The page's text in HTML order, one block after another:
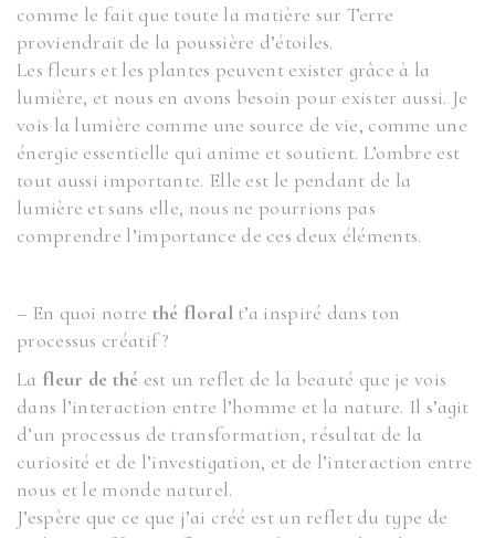
comme le fait que toute la matière sur Terre
proviendrait de la poussière d’étoiles.
Les fleurs et les plantes peuvent exister grâce à la
lumière, et nous en avons besoin pour exister aussi. Je
vois la lumière comme une source de vie, comme une
énergie essentielle qui anime et soutient. L’ombre est
tout aussi importante. Elle est le pendant de la
lumière et sans elle, nous ne pourrions pas
comprendre l’importance de ces deux éléments.
– En quoi notre thé floralt’a inspiré dans ton
processus créatif ?
La fleur de thé est un reflet de la beauté que je vois
dans l’interaction entre l’homme et la nature. Il s’agit
d’un processus de transformation, résultat de la
curiosité et de l’investigation, et de l’interaction entre
nous et le monde naturel.
J’espère que ce que j’ai créé est un reflet du type de